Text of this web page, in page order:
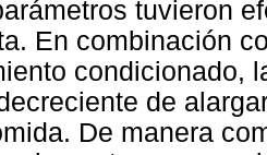
tuvieron
En combinación
condicionado,
de
De manera